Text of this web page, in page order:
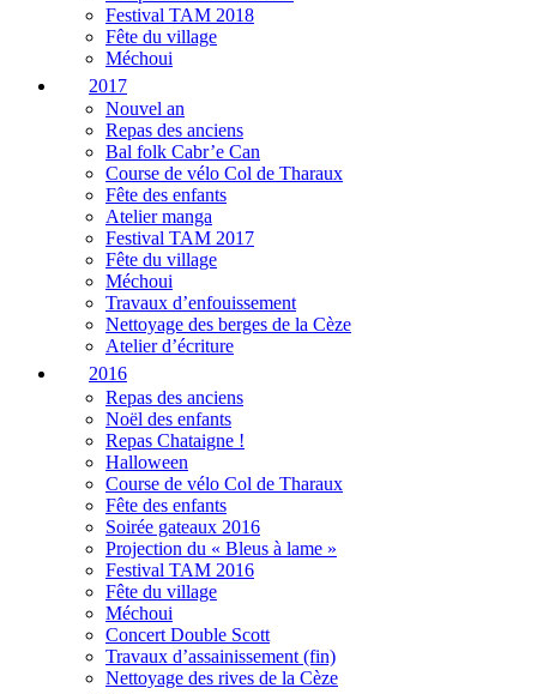
Festival TAM 2018
Fête du village
Méchoui
2017
Nouvel an
Repas des anciens
Bal folk Cabr’e Can
Course de vélo Col de Tharaux
Fête des enfants
Atelier manga
Festival TAM 2017
Fête du village
Méchoui
Travaux d’enfouissement
Nettoyage des berges de la Cèze
Atelier d’écriture
2016
Repas des anciens
Noël des enfants
Repas Chataigne !
Halloween
Course de vélo Col de Tharaux
Fête des enfants
Soirée gateaux 2016
Projection du « Bleus à lame »
Festival TAM 2016
Fête du village
Méchoui
Concert Double Scott
Travaux d’assainissement (fin)
Nettoyage des rives de la Cèze